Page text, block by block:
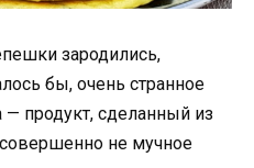
зародились,
бы, очень странное
продукт, сделанный из
не мучное